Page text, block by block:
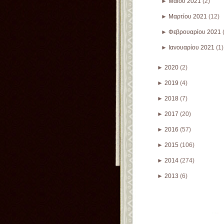
► Μαρτίου 2021 (12)
► Φεβρουαρίου 2021
► Ιανουαρίου 2021 (1)
► 2020 (2)
► 2019 (4)
► 2018 (7)
► 2017 (20)
► 2016 (57)
► 2015 (106)
► 2014 (274)
► 2013 (6)